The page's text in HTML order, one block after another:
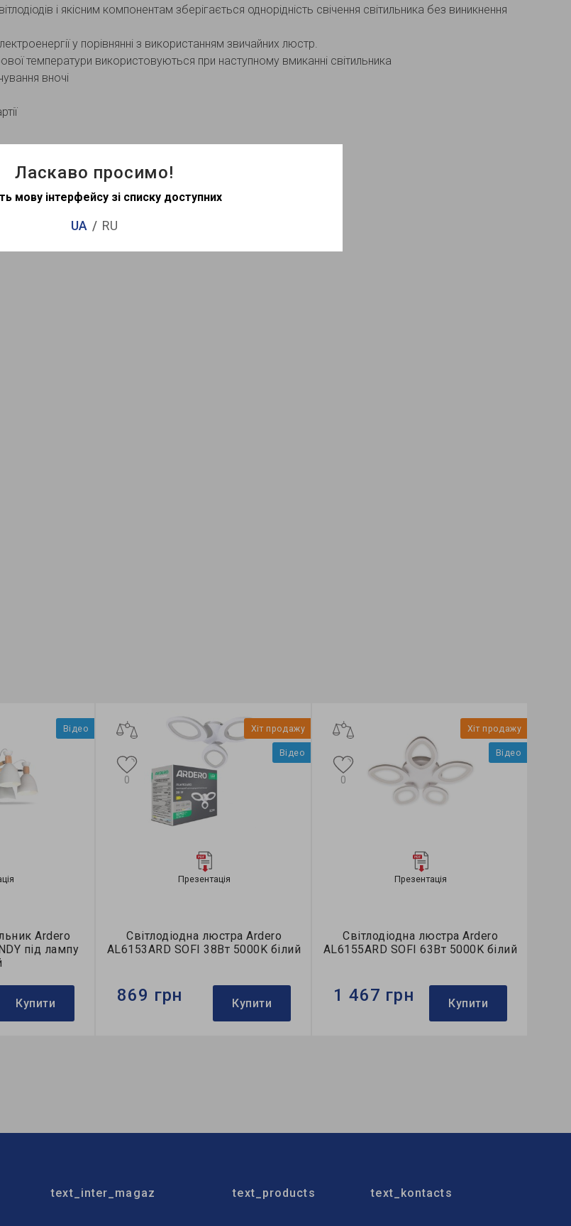
і якісним компонентам зберігається однорідність свічення світильника без виникнення
у порівнянні з використанням звичайних люстр.
температури використовуються при наступному вмиканні світильника
вночі
Відео
Ardero
під лампу
Купити
Хіт продажу
Відео
Презентація
Світлодіодна люстра Ardero
AL6153ARD SOFI 38Вт 5000K білий
0
869 грн Купити
Хіт продажу
Відео
Презентація
Світлодіодна люстра Ardero
AL6155ARD SOFI 63Вт 5000K білий
0
1 467 грн Купити
text_inter_magaz text_products text_kontacts
Ласкаво просимо!
мову інтерфейсу зі списку доступних
UA RU